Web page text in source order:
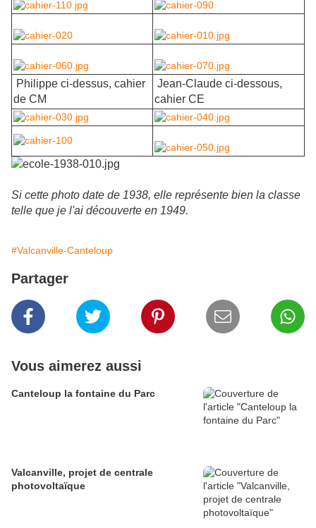
Philippe ci-dessus, cahier
de CM
Jean-Claude ci-dessous,
cahier CE
Si cette photo date de 1938, elle représente bien la classe
telle que je l'ai découverte en 1949.
#Valcanville-Canteloup
Partager
Vous aimerez aussi
Canteloup la fontaine du Parc
Valcanville, projet de centrale
photovoltaïque